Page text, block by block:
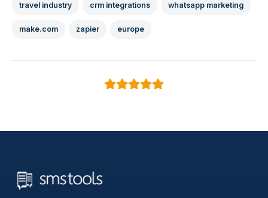
travel industry crm integrations whatsapp marketing
make.com zapier europe